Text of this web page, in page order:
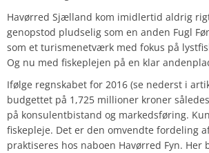
Havørred Sjælland kom imidlertid aldrig
genopstod pludselig som en anden Fugl
som et turismenetværk med fokus på
Og nu med fiskeplejen på en klar
Ifølge regnskabet for 2016 (se nederst i
budgettet på 1,725 millioner kroner
på konsulentbistand og markedsføring. Kun
fiskepleje. Det er den omvendte fordeling
praktiseres hos naboen Havørred Fyn. Her